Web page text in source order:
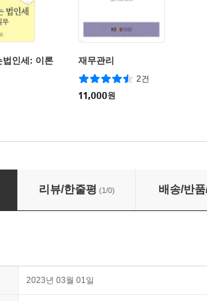
법인세: 이론
재무관리
2건
11,000원
리뷰/한줄평 (1/0) 배송/반
2023년 03월 01일